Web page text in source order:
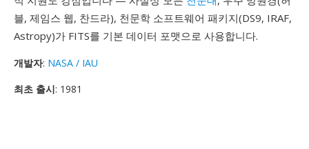
블, 제임스 웹, 찬드라), 천문학 소프트웨어 패키지(DS9, IRAF,
Astropy)가 FITS를 기본 데이터 포맷으로 사용합니다.
개발자: NASA / IAU
최초 출시: 1981